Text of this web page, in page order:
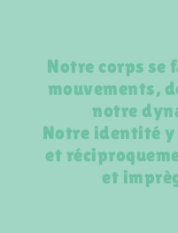
Notre corps se
mouvements,
notre
Notre identité
et
et